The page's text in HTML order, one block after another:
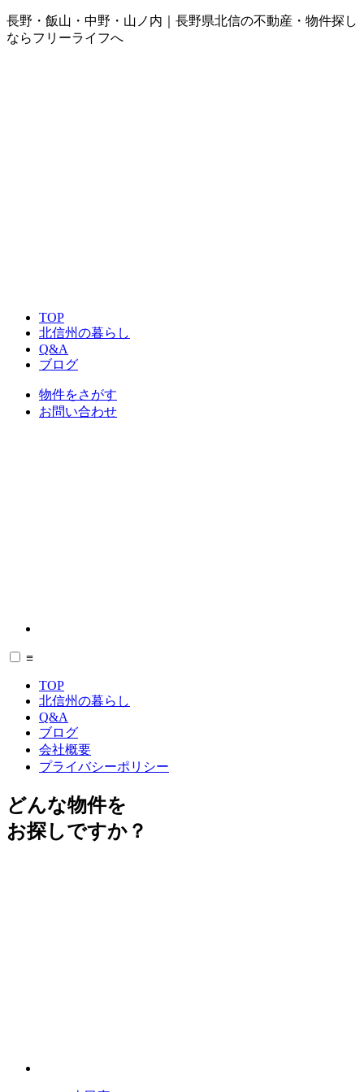
長野・飯山・中野・山ノ内｜長野県北信の不動産・物件探し
ならフリーライフへ
TOP
北信州の暮らし
Q&A
ブログ
物件をさがす
お問い合わせ
≡
TOP
北信州の暮らし
Q&A
ブログ
会社概要
プライバシーポリシー
どんな物件を
お探しですか？